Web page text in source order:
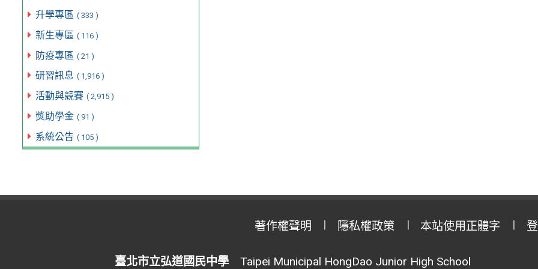
升學專區 ( 333 )
新生專區 ( 116 )
防疫專區 ( 21 )
研習訊息 ( 1,916 )
活動與競賽 ( 2,915 )
獎助學金 ( 91 )
系統公告 ( 105 )
著作權聲明 隱私權政策 本站使用正體字
臺北市立弘道國民中學Taipei Municipal HongDao Junior High School